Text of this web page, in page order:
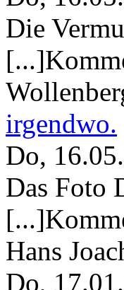
Die
irgendwo.
Do,
Das Foto
Hans
Do,